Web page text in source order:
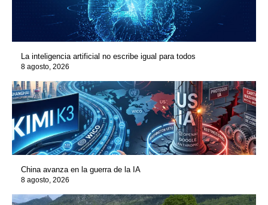
La inteligencia artificial no escribe igual para todos
8 agosto, 2026
China avanza en la guerra de la IA
8 agosto, 2026